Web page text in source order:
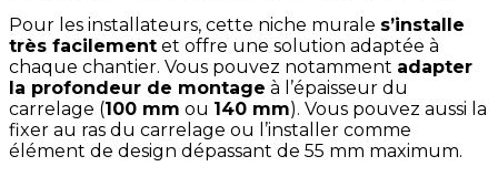
Pour les installateurs, cette niche murale s’installe
très facilement et offre une solution adaptée à
chaque chantier. Vous pouvez notamment adapter
la profondeur de montage à l’épaisseur du
carrelage (100 mm ou 140 mm). Vous pouvez aussi la
fixer au ras du carrelage ou l’installer comme
élément de design dépassant de 55 mm maximum.